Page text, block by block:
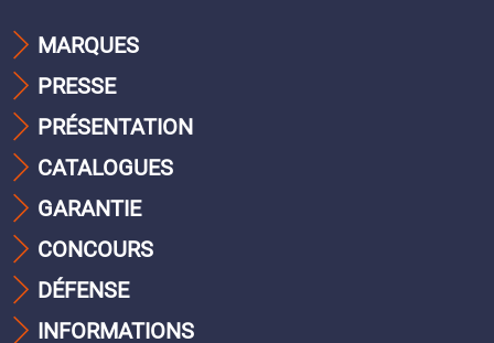
MARQUES
PRESSE
PRÉSENTATION
CATALOGUES
GARANTIE
CONCOURS
DÉFENSE
INFORMATIONS